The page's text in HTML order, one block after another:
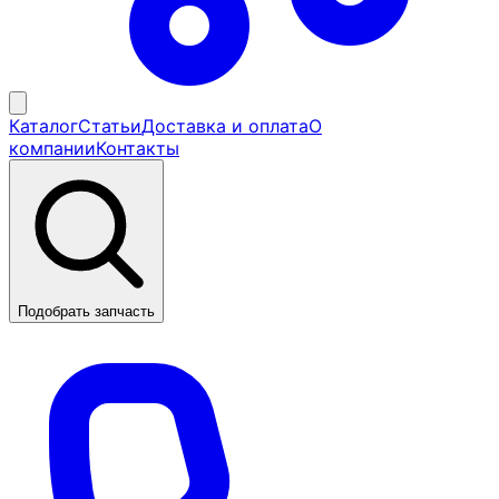
КаталогСтатьиДоставка и оплатаО
компанииКонтакты
Подобрать запчасть